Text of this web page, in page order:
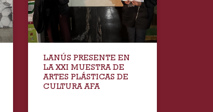
LANÚS PRESENTE EN
LA XXI MUESTRA DE
ARTES PLÁSTICAS DE
CULTURA AFA